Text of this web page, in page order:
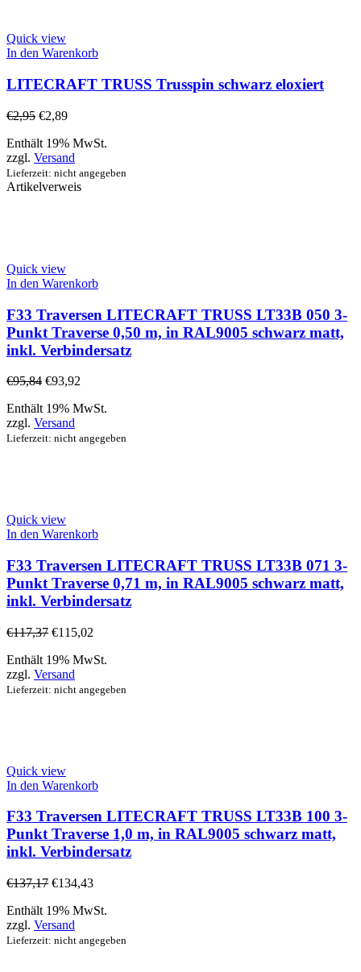
Quick view
In den Warenkorb
LITECRAFT TRUSS Trusspin schwarz eloxiert
€2,95 €2,89
Enthält 19% MwSt.
zzgl. Versand
Lieferzeit: nicht angegeben
Artikelverweis
Quick view
In den Warenkorb
F33 Traversen LITECRAFT TRUSS LT33B 050 3-
Punkt Traverse 0,50 m, in RAL9005 schwarz matt,
inkl. Verbindersatz
€95,84 €93,92
Enthält 19% MwSt.
zzgl. Versand
Lieferzeit: nicht angegeben
Quick view
In den Warenkorb
F33 Traversen LITECRAFT TRUSS LT33B 071 3-
Punkt Traverse 0,71 m, in RAL9005 schwarz matt,
inkl. Verbindersatz
€117,37 €115,02
Enthält 19% MwSt.
zzgl. Versand
Lieferzeit: nicht angegeben
Quick view
In den Warenkorb
F33 Traversen LITECRAFT TRUSS LT33B 100 3-
Punkt Traverse 1,0 m, in RAL9005 schwarz matt,
inkl. Verbindersatz
€137,17 €134,43
Enthält 19% MwSt.
zzgl. Versand
Lieferzeit: nicht angegeben